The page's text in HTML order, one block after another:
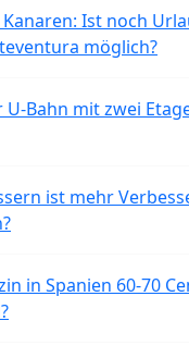
Ist noch
möglich?
Bahn mit zwei
ist mehr
in Spanien 60-70